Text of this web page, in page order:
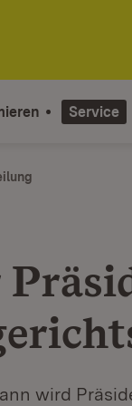
Service
wird